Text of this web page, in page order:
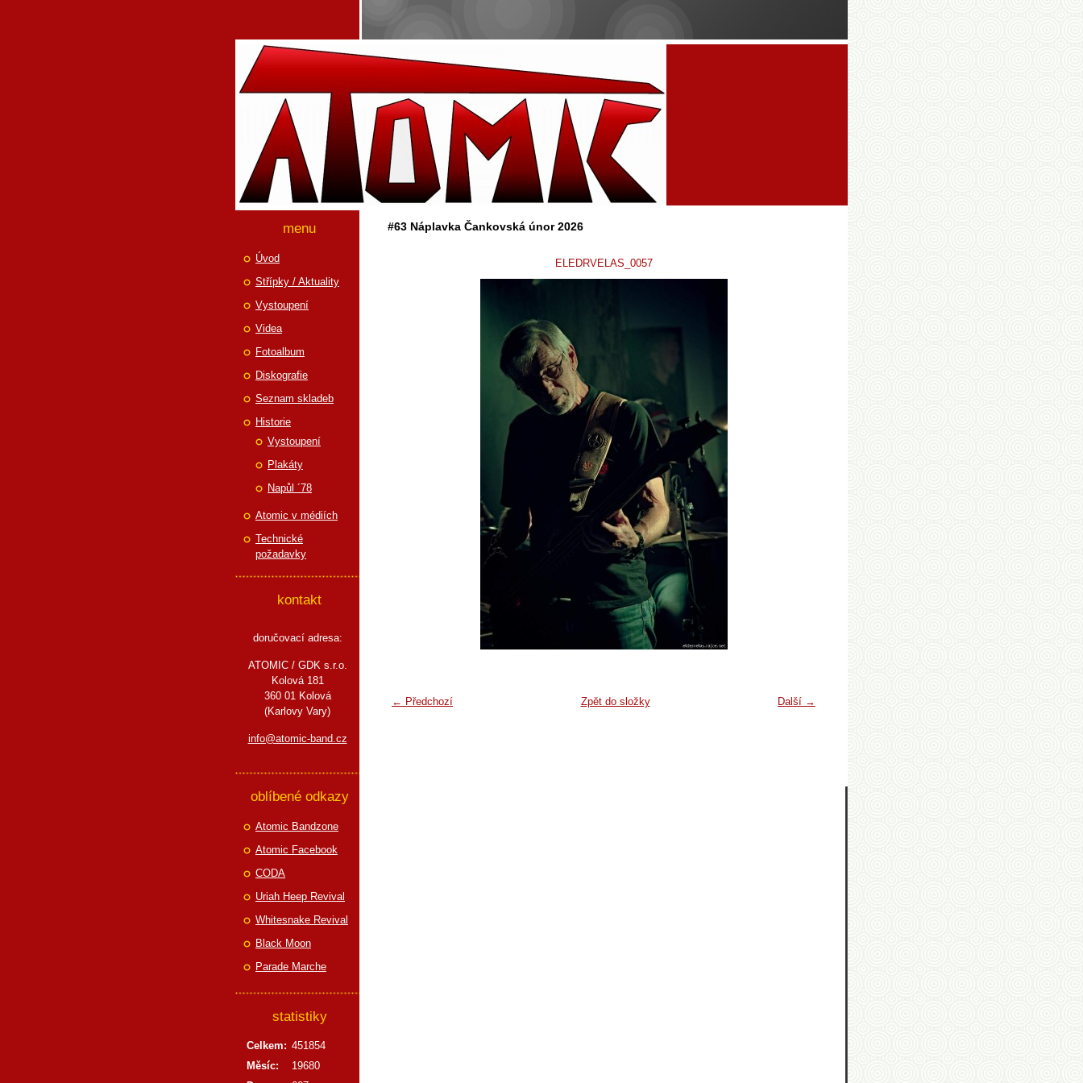
#63 Náplavka Čankovská únor 2026
ELEDRVELAS_0057
← Předchozí Další →
Zpět do složky
menu
Úvod
Střípky / Aktuality
Vystoupení
Videa
Fotoalbum
Diskografie
Seznam skladeb
Historie
Vystoupení
Plakáty
Napůl ´78
Atomic v médiích
Technické
požadavky
kontakt
doručovací adresa:
ATOMIC / GDK s.r.o.
Kolová 181
360 01 Kolová
(Karlovy Vary)
info@atomic-band.cz
oblíbené odkazy
Atomic Bandzone
Atomic Facebook
CODA
Uriah Heep Revival
Whitesnake Revival
Black Moon
Parade Marche
statistiky
Celkem: 451854
Měsíc:
19680